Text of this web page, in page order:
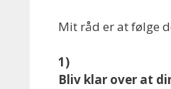
Mit råd er at følge
1)
Bliv klar over at